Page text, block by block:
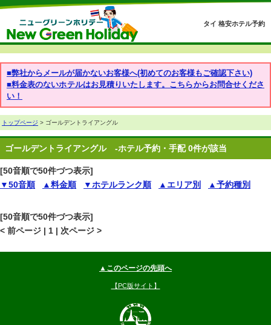
タイ 格安ホテル予約
■弊社からメールが届かないお客様へ(初めてのお客様もご確認下さい)
■料金表のないホテルはお見積りいたします。こちらからお問合せくださ
い！
トップページ > ゴールデントライアングル
ゴールデントライアングル -ホテル予約・手配 0件が該当
[50音順で50件づつ表示]
▼50音順
▲料金順 ▼ホテルランク順 ▲エリア別 ▲予約種別
[50音順で50件づつ表示]
< 前ページ | 1 | 次ページ >
▲このページの先頭へ
【PC版サイト】